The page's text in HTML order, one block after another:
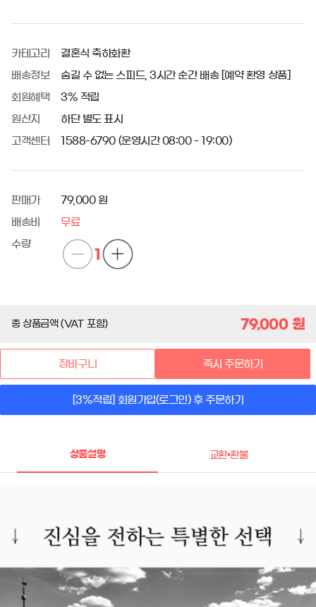
카테고리 결혼식 축하화환
배송정보 숨길 수 없는 스피드, 3시간 순간 배송 [예약 환영 상품]
회원혜택 3% 적립
원산지 하단 별도 표시
고객센터 1588-6790 (운영시간 08:00 - 19:00)
판매가 79,000 원
배송비 무료
수량
1
총 상품금액 (VAT 포함) 79,000원
장바구니 즉시 주문하기
[3%적립] 회원가입(로그인) 후 주문하기
상품설명 교환•환불